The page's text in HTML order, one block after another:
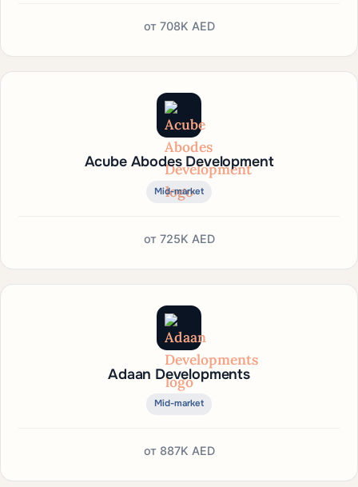
от 708K AED
Acube Abodes Development
Mid-market
от 725K AED
Adaan Developments
Mid-market
от 887K AED